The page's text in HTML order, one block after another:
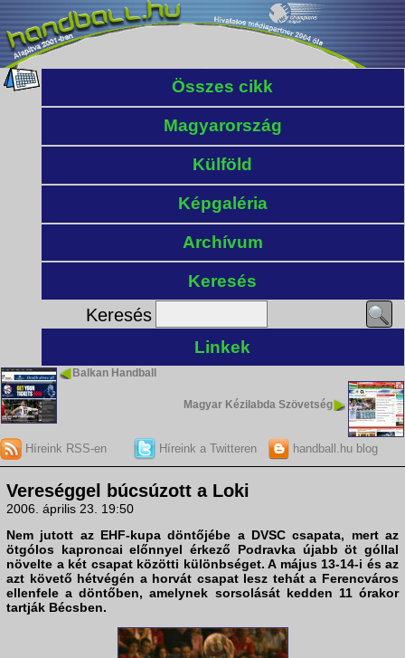
Összes cikk
Magyarország
Külföld
Képgaléria
Archívum
Keresés
Keresés
Linkek
Balkan Handball
Magyar Kézilabda Szövetség
Híreink RSS-en Híreink a Twitteren handball.hu blog
Vereséggel búcsúzott a Loki
2006. április 23. 19:50
Nem jutott az EHF-kupa döntőjébe a DVSC csapata, mert az
ötgólos kaproncai előnnyel érkező Podravkaújabb öt góllal
növelte a két csapat közötti különbséget. A május 13-14-i és az
azt követő hétvégén a horvát csapat lesz tehát a Ferencváros
ellenfele a döntőben, amelynek sorsolását kedden 11 órakor
tartják Bécsben.